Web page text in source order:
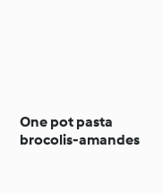
One pot pasta
brocolis-amandes